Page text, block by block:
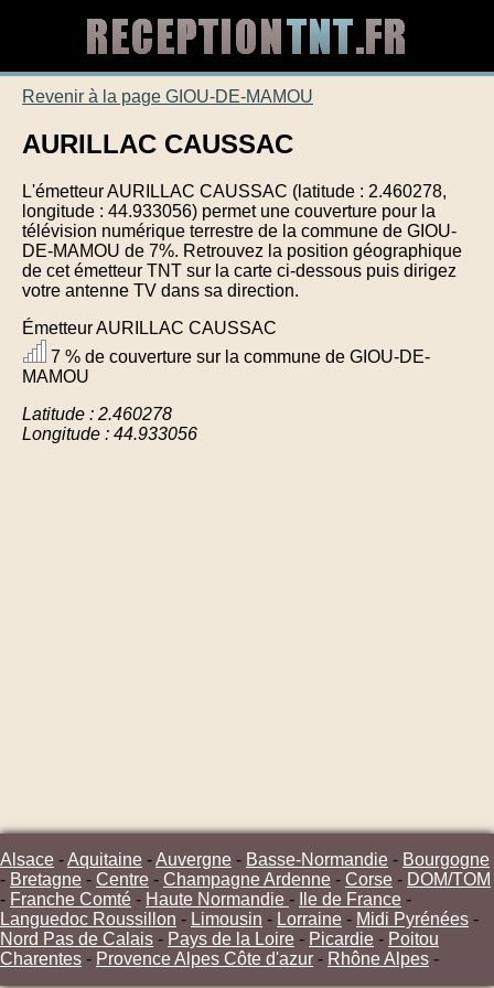
Revenir à la page GIOU-DE-MAMOU
AURILLAC CAUSSAC
L'émetteur AURILLAC CAUSSAC (latitude : 2.460278,
longitude : 44.933056) permet une couverture pour la
télévision numérique terrestre de la commune de GIOU-
DE-MAMOU de 7%. Retrouvez la position géographique
de cet émetteur TNT sur la carte ci-dessous puis dirigez
votre antenne TV dans sa direction.
Émetteur AURILLAC CAUSSAC
7 % de couverture sur la commune de GIOU-DE-
MAMOU
Latitude : 2.460278
Longitude : 44.933056
Alsace -Aquitaine -Auvergne - Basse-Normandie - Bourgogne
- Bretagne - Centre - Champagne Ardenne - Corse - DOM/TOM
- Franche Comté - Haute Normandie - Ile de France -
Languedoc Roussillon - Limousin - Lorraine - Midi Pyrénées -
Nord Pas de Calais - Pays de la Loire - Picardie - Poitou
Charentes - Provence Alpes Côte d'azur - Rhône Alpes -